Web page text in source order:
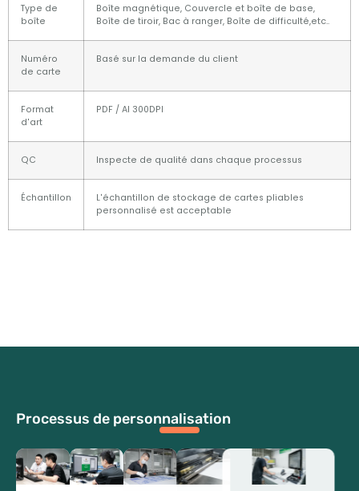
Type de
boîte
Boîte magnétique, Couvercle et boîte de base,
Boîte de tiroir, Bac à ranger, Boîte de difficulté,etc..
Numéro
de carte
Basé sur la demande du client
Format
d'art
PDF / AI 300DPI
QC Inspecte de qualité dans chaque processus
Échantillon
L'échantillon de stockage de cartes pliables
personnalisé est acceptable
Processus de personnalisation